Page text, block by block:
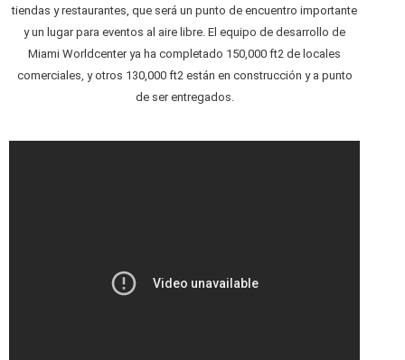
tiendas y restaurantes, que será un punto de encuentro importante
y un lugar para eventos al aire libre. El equipo de desarrollo de
Miami Worldcenter ya ha completado 150,000 ft2 de locales
comerciales, y otros 130,000 ft2 están en construcción y a punto
de ser entregados.